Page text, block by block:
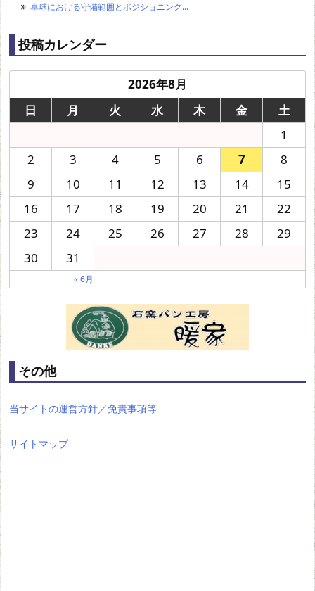
卓球における守備範囲とポジショニング...
投稿カレンダー
2026年8月
日
月 火 水 木 金
土
1
2
3 4 5 6 7
8
9
10 11 12 13 14
15
16
17 18 19 20 21
22
23
24 25 26 27 28
29
30
31
« 6月
その他
当サイトの運営方針／免責事項等
サイトマップ